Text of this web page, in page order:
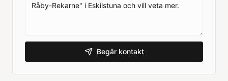
Begär kontakt